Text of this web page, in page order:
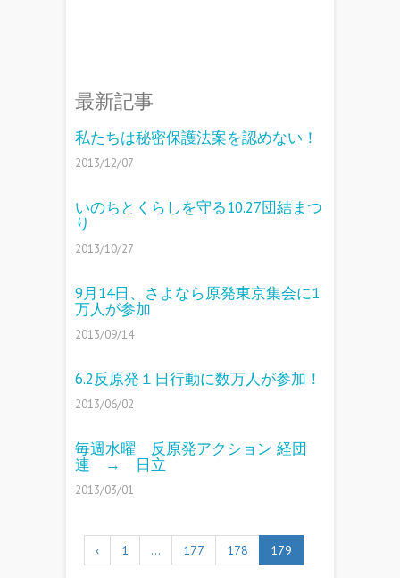
最新記事
私たちは秘密保護法案を認めない！
2013/12/07
いのちとくらしを守る10.27団結まつ
り
2013/10/27
9月14日、さよなら原発東京集会に1
万人が参加
2013/09/14
6.2反原発１日行動に数万人が参加！
2013/06/02
毎週水曜 反原発アクション 経団
連 → 日立
2013/03/01
‹ 1 … 177 178 179